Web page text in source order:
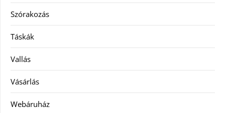
Szórakozás
Táskák
Vallás
Vásárlás
Webáruház